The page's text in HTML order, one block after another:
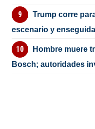
Trump corre
escenario y
Hombre muere
Bosch; autoridades